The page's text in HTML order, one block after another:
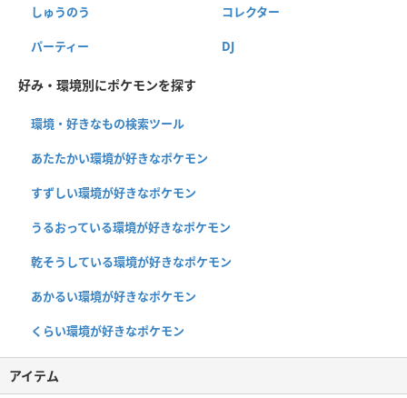
しゅうのう コレクター
パーティー DJ
好み・環境別にポケモンを探す
環境・好きなもの検索ツール
あたたかい環境が好きなポケモン
すずしい環境が好きなポケモン
うるおっている環境が好きなポケモン
乾そうしている環境が好きなポケモン
あかるい環境が好きなポケモン
くらい環境が好きなポケモン
アイテム